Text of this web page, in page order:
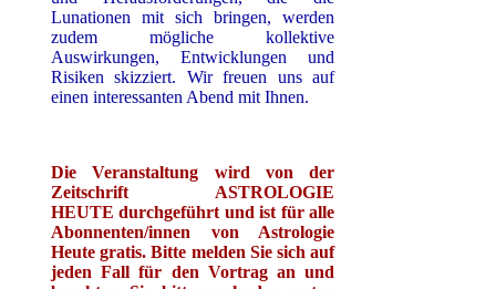
Lunationen mit sich bringen, werden
zudem mögliche kollektive
Auswirkungen, Entwicklungen und
Risiken skizziert. Wir freuen uns auf
einen interessanten Abend mit Ihnen.
Die Veranstaltung wird von der
Zeitschrift ASTROLOGIE
HEUTE durchgeführt und ist für alle
Abonnenten/innen von Astrologie
Heute gratis. Bitte melden Sie sich auf
jeden Fall für den Vortrag an und